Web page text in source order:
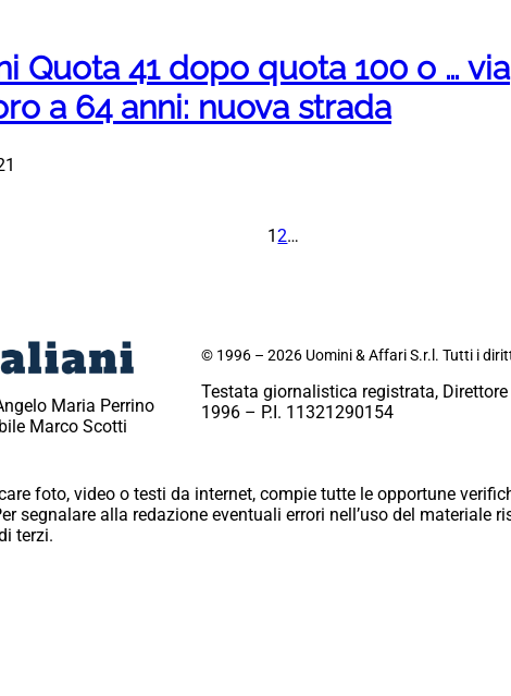
Quota 41 dopo quota 100 o … via
a 64 anni: nuova strada
12…
Maria Perrino
Marco Scotti
© 1996 – 2026 Uomini & Affari S.r.l. Tutti i
Testata giornalistica registrata,
1996 – P.I. 11321290154
foto, video o testi da internet, compie tutte le opportune
segnalare alla redazione eventuali errori nell’uso del
terzi.